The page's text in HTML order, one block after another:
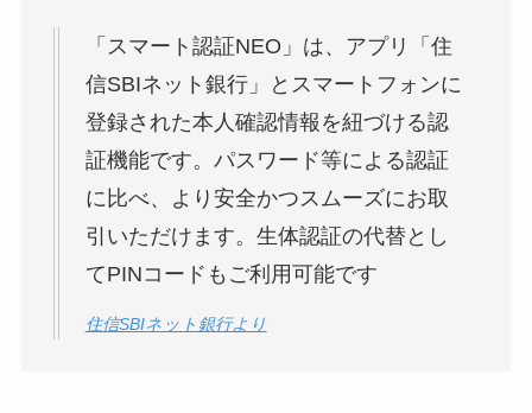
「スマート認証NEO」は、アプリ「住
信SBIネット銀行」とスマートフォンに
登録された本人確認情報を紐づける認
証機能です。パスワード等による認証
に比べ、より安全かつスムーズにお取
引いただけます。生体認証の代替とし
てPINコードもご利用可能です
住信SBIネット銀行より